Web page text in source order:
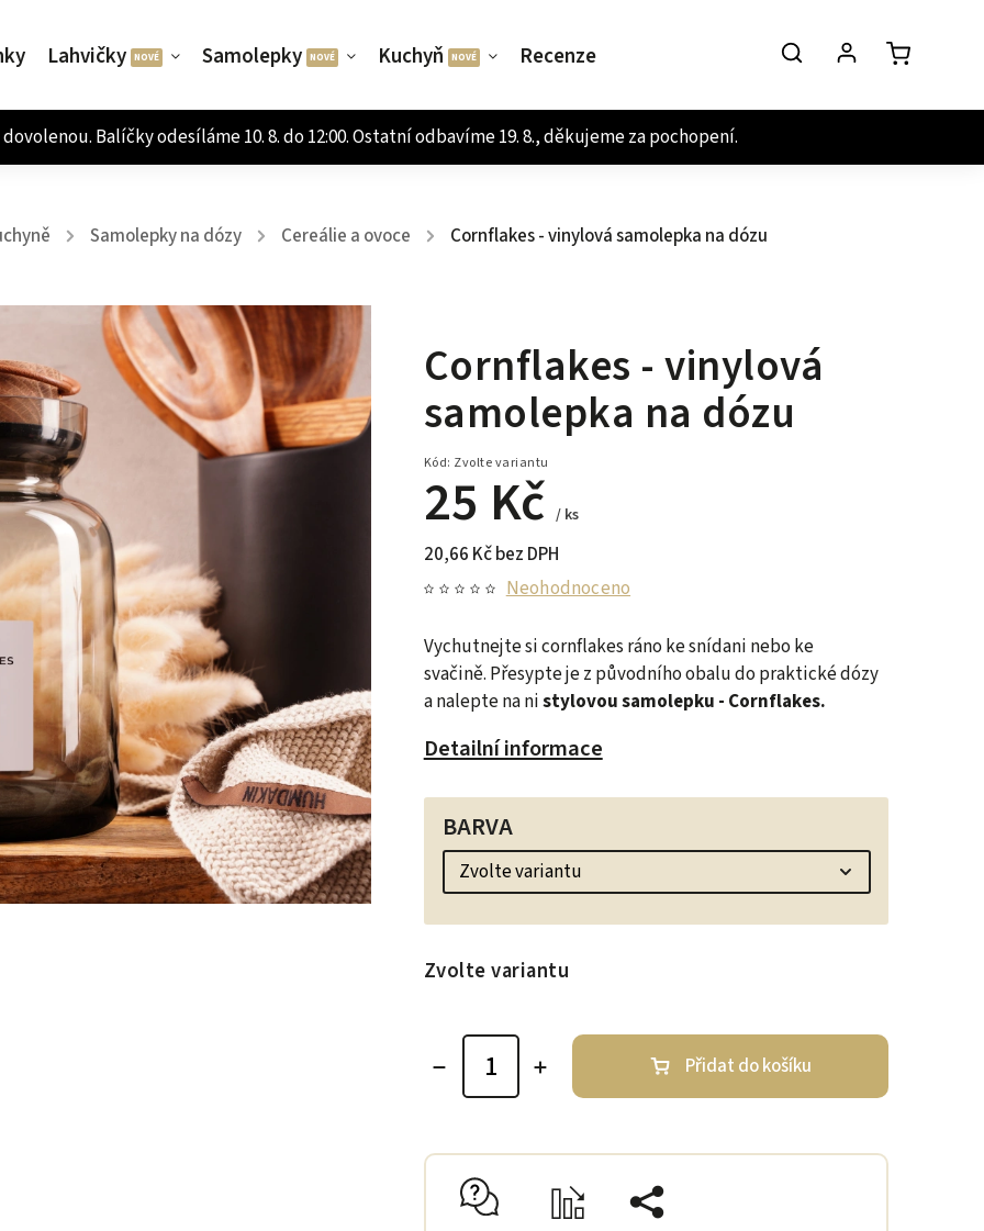
Lahvičky Samolepky Kuchyň Recenze
/ Samolepky na dózy / Cereálie a ovoce / Cornflakes - vinylová samolepka na dózu
Cornflakes - vinylová
samolepka na dózu
Kód: Zvolte variantu
25 Kč / ks
20,66 Kč bez DPH
Neohodnoceno
Vychutnejte si cornflakes ráno ke snídani nebo ke
svačině. Přesypte je z původního obalu do praktické dózy
a nalepte na nistylovou samolepku - Cornflakes.
Detailní informace
BARVA
Zvolte variantu
Přidat do košíku